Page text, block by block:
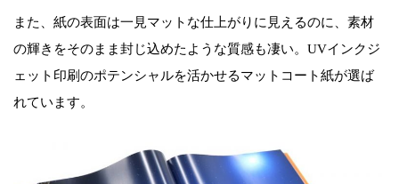
また、紙の表面は一見マットな仕上がりに見えるのに、素材
の輝きをそのまま封じ込めたような質感も凄い。UVインクジ
ェット印刷のポテンシャルを活かせるマットコート紙が選ば
れています。